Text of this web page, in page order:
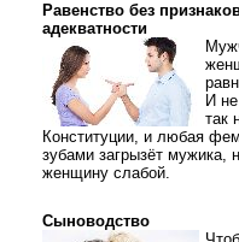
Равенство без
адекватности
И
так
Конституции, и любая
зубами загрызёт мужика,
женщину слабой.
Сыноводство